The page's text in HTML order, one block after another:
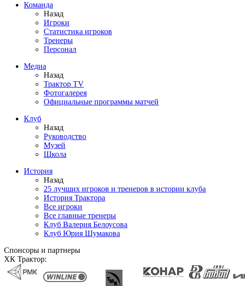
Команда
Назад
Игроки
Статистика игроков
Тренеры
Персонал
Медиа
Назад
Трактор TV
Фотогалерея
Официальные программы матчей
Клуб
Назад
Руководство
Музей
Школа
История
Назад
25 лучших игроков и тренеров в истории клуба
История Трактора
Все игроки
Все главные тренеры
Клуб Валерия Белоусова
Клуб Юрия Шумакова
Спонсоры и партнеры
ХК Трактор: